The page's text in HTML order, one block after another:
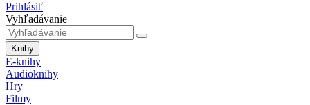
Prihlásiť
Vyhľadávanie
Knihy
E-knihy
Audioknihy
Hry
Filmy